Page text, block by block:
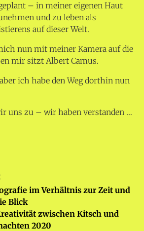
– in meiner eigenen Haut
und zu leben als
auf dieser Welt.
nun mit meiner Kamera auf die
mir sitzt Albert Camus.
ich habe den Weg dorthin nun
uns zu – wir haben verstanden …
im Verhältnis zur Zeit und
Blick
zwischen Kitsch und
2020